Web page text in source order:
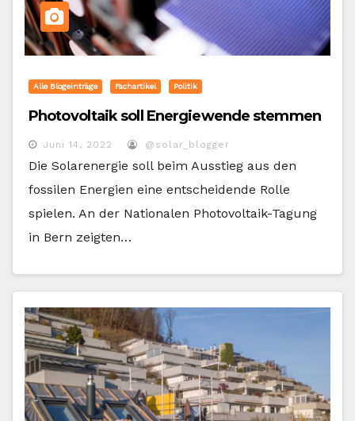
Alle Blogeinträge Fachartikel Politik
Photovoltaik soll Energiewende stemmen
Juni 14, 2022 @solar_blogger
Die Solarenergie soll beim Ausstieg aus den
fossilen Energien eine entscheidende Rolle
spielen. An der Nationalen Photovoltaik-Tagung
in Bern zeigten…